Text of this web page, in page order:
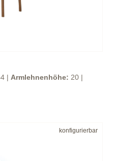
| Armlehnenhöhe: 20 |
konfigurierbar